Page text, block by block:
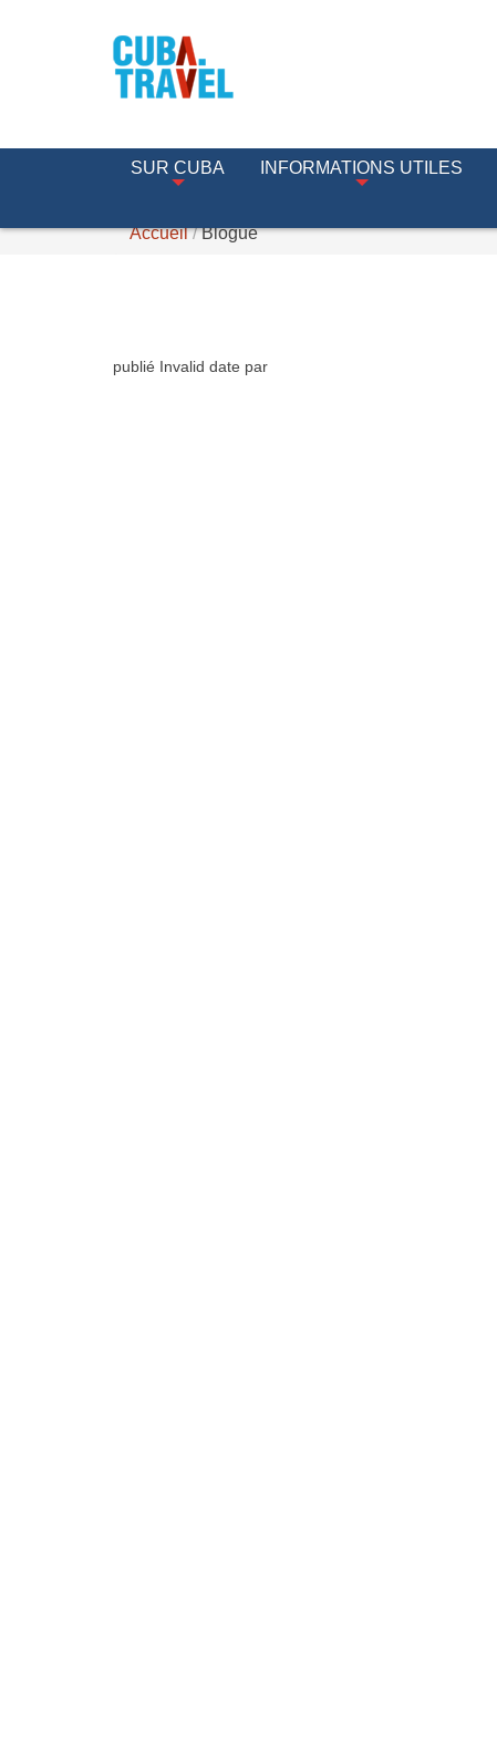
SUR CUBA INFORMATIONS UTILES
Accueil
Blogue
publié Invalid date par